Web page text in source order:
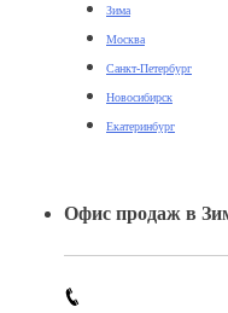
Зима
Москва
Санкт-Петербург
Новосибирск
Екатеринбург
Офис продаж в